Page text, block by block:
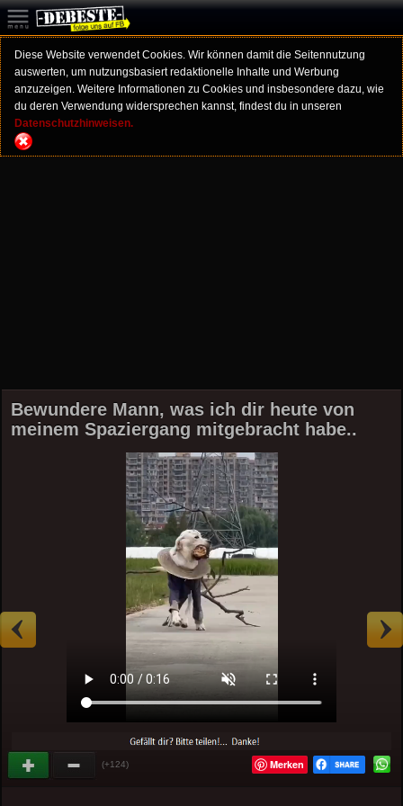
Diese Website verwendet Cookies. Wir können damit die Seitennutzung
auswerten, um nutzungsbasiert redaktionelle Inhalte und Werbung
anzuzeigen. Weitere Informationen zu Cookies und insbesondere dazu, wie
du deren Verwendung widersprechen kannst, findest du in unseren
Datenschutzhinweisen.
Bewundere Mann, was ich dir heute von
meinem Spaziergang mitgebracht habe..
(+124) Merken